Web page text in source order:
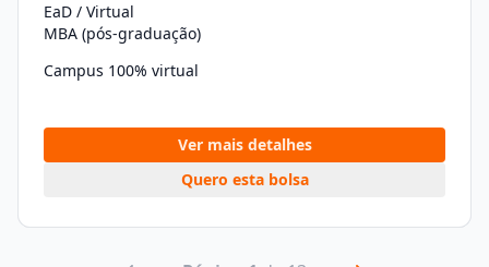
EaD / Virtual
MBA (pós-graduação)
Campus 100% virtual
Ver mais detalhes
Quero esta bolsa